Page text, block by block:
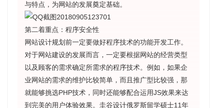
与特点，为网站的发展奠定基础。
第二着重点：程序安全性
网站设计规划前一定要做好程序技术的功能开发工作。
对于网站建设的发展而言，一定要根据网站的经营类型
以及顾客的需求确定所需求的程序技术。例如，如果企
业网站的需求的维护比较简单，而且推广型比较强，那
就能够挑选PHP技术，同时还能够配合运用JS效果来达
到完美的用户体验效果。圭谷设计俄罗斯留学硕士11年